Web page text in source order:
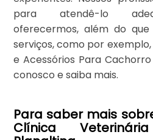
para atendê-lo
oferecermos, além do
serviços, como por
e Acessórios Para
conosco e saiba mais.
Para saber mais
Clínica